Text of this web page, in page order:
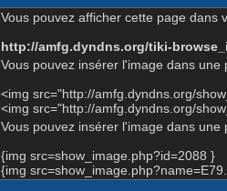
Vous pouvez afficher cette page dans
http://amfg.dyndns.org/tiki-
Vous pouvez insérer l'image dans
<img src="http://amfg.dyndns.org/
<img src="http://amfg.dyndns.org/
Vous pouvez insérer l'image dans
{img src=show_image.php?id=2088 }
{img